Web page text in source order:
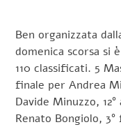
Ben organizzata
domenica scorsa si
110 classificati. 5
finale per Andrea
Davide Minuzzo,
Renato Bongiolo,